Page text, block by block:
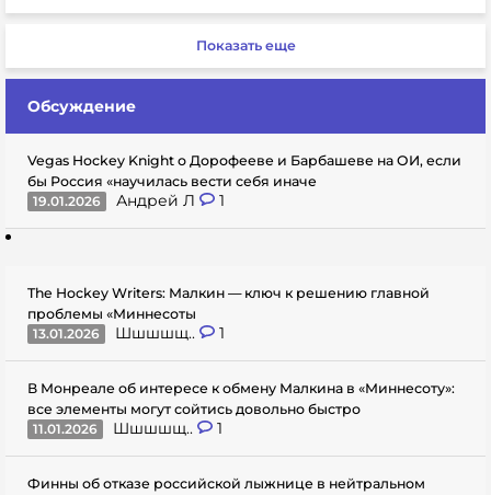
Показать еще
Обсуждение
Vegas Hockey Knight о Дорофееве и Барбашеве на ОИ, если
бы Россия «научилась вести себя иначе
19.01.2026
Андрей Л 1
The Hockey Writers: Малкин — ключ к решению главной
проблемы «Миннесоты
13.01.2026
Шшшшщ.. 1
В Монреале об интересе к обмену Малкина в «Миннесоту»:
все элементы могут сойтись довольно быстро
11.01.2026
Шшшшщ.. 1
Финны об отказе российской лыжнице в нейтральном